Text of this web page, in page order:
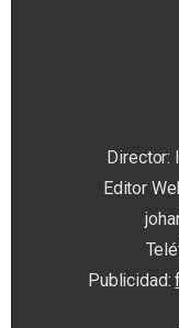
Director:
Editor
Publicidad: